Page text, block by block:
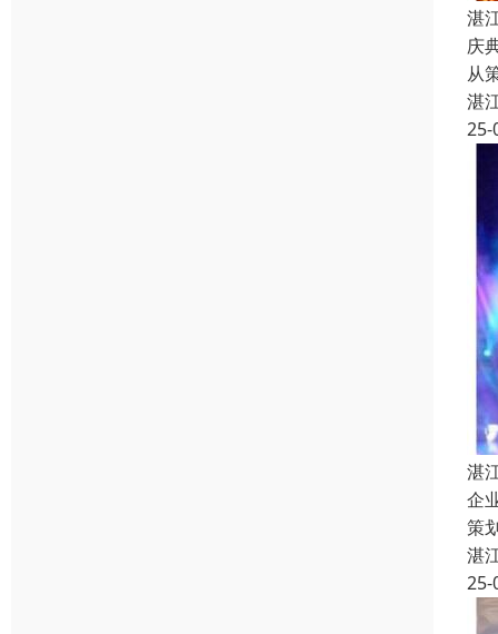
湛
庆
从
湛
25-
湛
企
策
湛
25-